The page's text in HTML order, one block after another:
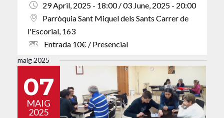
29 April, 2025 - 18:00 / 03 June, 2025 - 20:00
Parròquia Sant Miquel dels Sants Carrer de
l'Escorial, 163
Entrada 10€ / Presencial
maig 2025
07
MAIG
2025